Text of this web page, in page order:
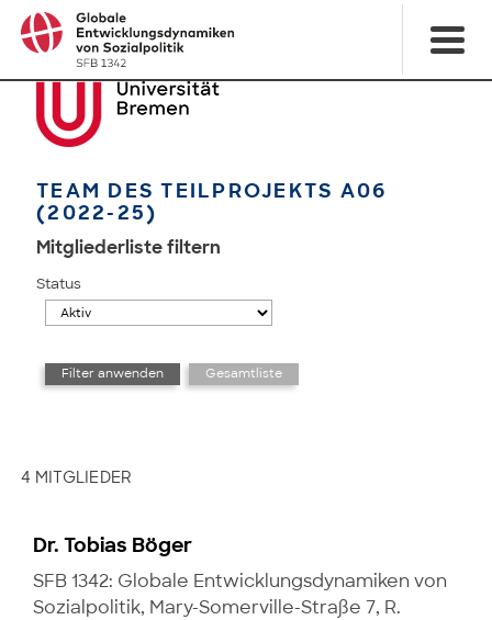
TEAM DES TEILPROJEKTS A06
(2022-25)
Mitgliederliste filtern
Status
4 MITGLIEDER
Dr. Tobias Böger
SFB 1342: Globale Entwicklungsdynamiken von
Sozialpolitik, Mary-Somerville-Straße 7, R.